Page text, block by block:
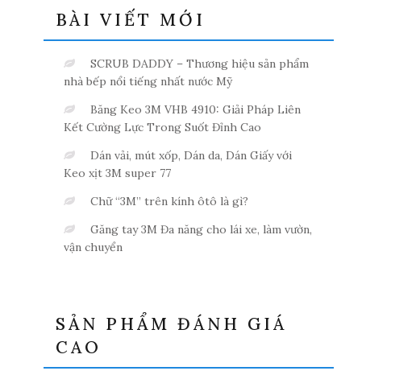
BÀI VIẾT MỚI
SCRUB DADDY – Thương hiệu sản phẩm
nhà bếp nổi tiếng nhất nước Mỹ
Băng Keo 3M VHB 4910: Giải Pháp Liên
Kết Cường Lực Trong Suốt Đỉnh Cao
Dán vải, mút xốp, Dán da, Dán Giấy với
Keo xịt 3M super 77
Chữ “3M” trên kính ôtô là gì?
Găng tay 3M Đa năng cho lái xe, làm vườn,
vận chuyển
SẢN PHẨM ĐÁNH GIÁ
CAO